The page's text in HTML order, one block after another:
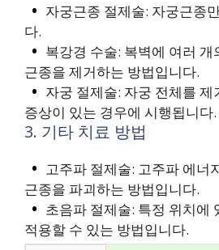
자궁근종 절제술: 자궁근종
다.
복강경 수술: 복벽에 여러 개
근종을 제거하는 방법입니다.
자궁 절제술: 자궁 전체를
증상이 있는 경우에 시행됩니다.
3. 기타 치료 방법
고주파 절제술: 고주파 에너
근종을 파괴하는 방법입니다.
초음파 절제술: 특정 위치에
적용할 수 있는 방법입니다.